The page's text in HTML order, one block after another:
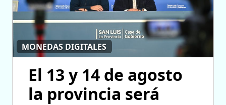
MONEDAS DIGITALES
El 13 y 14 de agosto
la provincia será